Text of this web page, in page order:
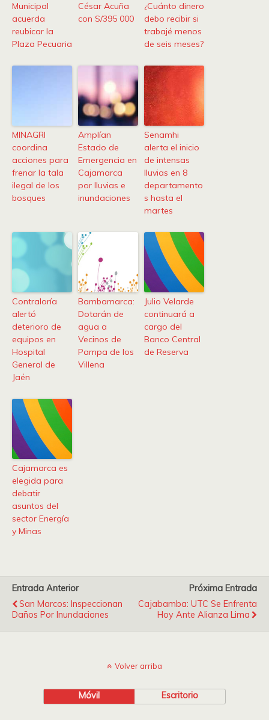
Municipal
acuerda
reubicar la
Plaza Pecuaria
César Acuña
con S/395 000
¿Cuánto dinero
debo recibir si
trabajé menos
de seis meses?
MINAGRI
coordina
acciones para
frenar la tala
ilegal de los
bosques
Amplían
Estado de
Emergencia en
Cajamarca
por lluvias e
inundaciones
Senamhi
alerta el inicio
de intensas
lluvias en 8
departamento
s hasta el
martes
Contraloría
alertó
deterioro de
equipos en
Hospital
General de
Jaén
Bambamarca:
Dotarán de
agua a
Vecinos de
Pampa de los
Villena
Julio Velarde
continuará a
cargo del
Banco Central
de Reserva
Cajamarca es
elegida para
debatir
asuntos del
sector Energía
y Minas
Entrada Anterior
San Marcos: Inspeccionan
Daños Por Inundaciones
Próxima Entrada
Cajabamba: UTC Se Enfrenta
Hoy Ante Alianza Lima
Volver arriba
Móvil Escritorio